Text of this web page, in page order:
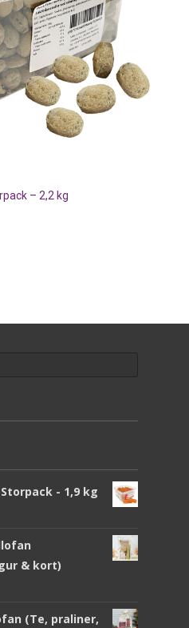
– 2,2 kg
- 1,9 kg
& kort)
(Te, praliner,